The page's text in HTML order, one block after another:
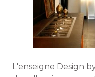
L'enseigne Design